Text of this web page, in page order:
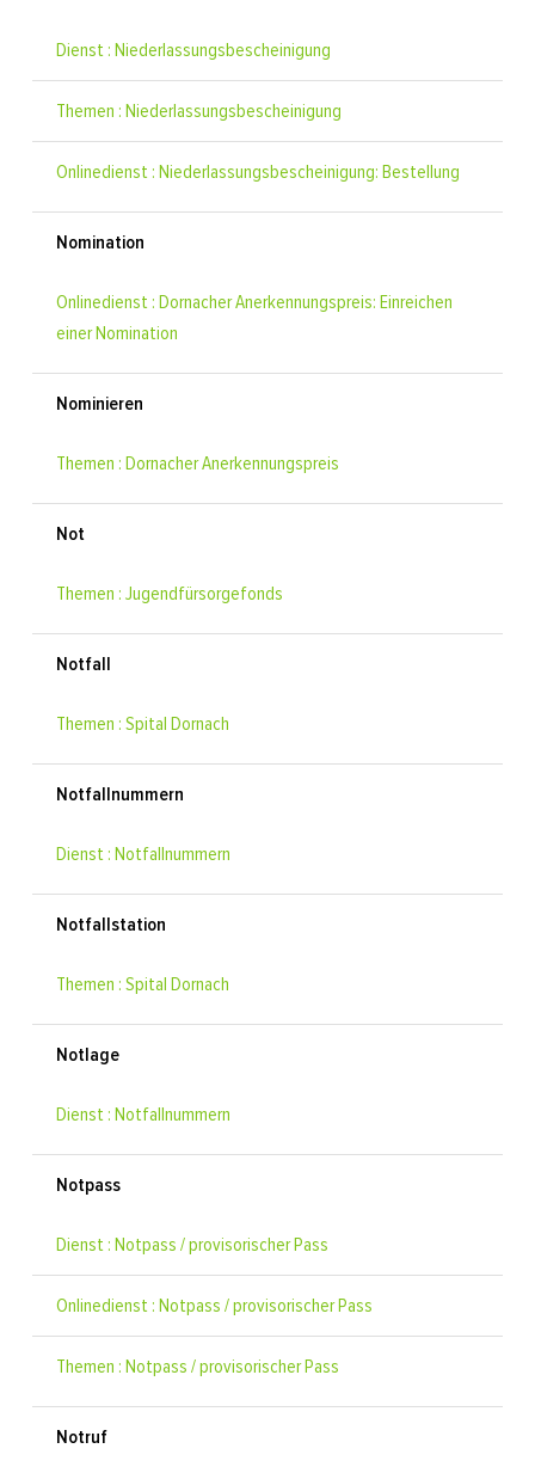
Dienst : Niederlassungsbescheinigung
Themen : Niederlassungsbescheinigung
Onlinedienst : Niederlassungsbescheinigung: Bestellung
Nomination
Onlinedienst : Dornacher Anerkennungspreis: Einreichen
einer Nomination
Nominieren
Themen : Dornacher Anerkennungspreis
Not
Themen : Jugendfürsorgefonds
Notfall
Themen : Spital Dornach
Notfallnummern
Dienst : Notfallnummern
Notfallstation
Themen : Spital Dornach
Notlage
Dienst : Notfallnummern
Notpass
Dienst : Notpass / provisorischer Pass
Onlinedienst : Notpass / provisorischer Pass
Themen : Notpass / provisorischer Pass
Notruf